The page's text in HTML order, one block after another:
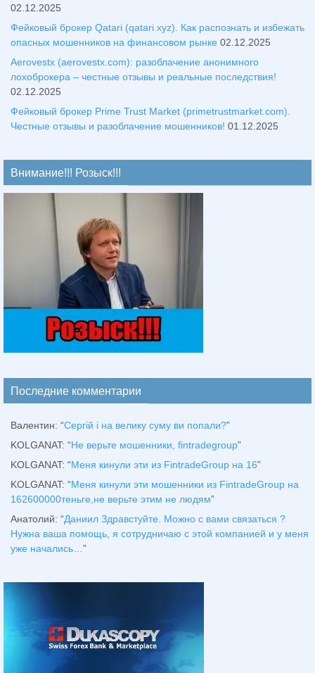
02.12.2025
Фейковый брокер Qatari (qatari.xyz). Как распознать и избежать
опасных мошенников на финансовом рынке 02.12.2025
Aerovestx (aerovestx.com): разоблачение анонимного
лохоброкера – честные отзывы и реальные последствия!
02.12.2025
Фейковый брокер Prime Trust Market (primetrustmarket.com).
Честные отзывы и разоблачение мошенников! 01.12.2025
Внимание!!! Розыск!!!
Последние комментарии
Валентин: “Сергій і на велику суму ви попали?”
KOLGANAT: “Не верьте мошенники, fintradegroup”
KOLGANAT: “Меня кинули эти из FintradeGroup на 16”
KOLGANAT: “Меня кинули эти мошенники из FintradeGroup на
162600000теньге,не верьте этим не людям”
Анатолий: “Даниил Здравстуйте. Можно с вами связаться ?
Нужна ваша помощь, я сотрудничаю с этой компанией и у меня
уже начались… ”